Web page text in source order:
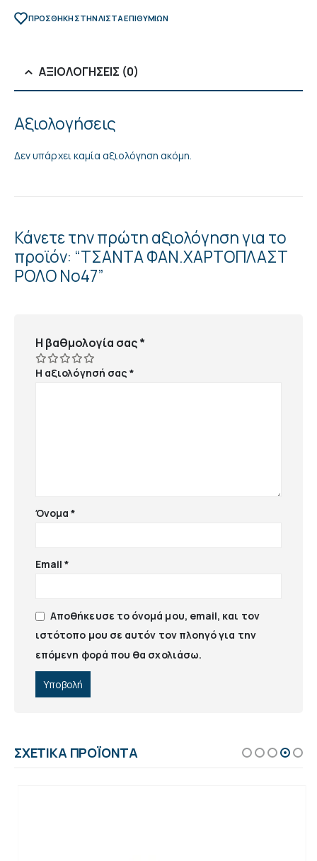
ΠΡΌΣΘΉΚΗ ΣΤΗΝ ΛΊΣΤΑ ΕΠΙΘΥΜΙΏΝ
ΑΞΙΟΛΟΓΉΣΕΙΣ (0)
Αξιολογήσεις
Δεν υπάρχει καμία αξιολόγηση ακόμη.
Κάνετε την πρώτη αξιολόγηση για το
προϊόν: “ΤΣΑΝΤΑ ΦΑΝ.ΧΑΡΤΟΠΛΑΣΤ
ΡΟΛΟ Νο47”
Η βαθμολογία σας*
Η αξιολόγησή σας*
Όνομα*
Email*
Αποθήκευσε το όνομά μου, email, και τον
ιστότοπο μου σε αυτόν τον πλοηγό για την
επόμενη φορά που θα σχολιάσω.
ΣΧΕΤΙΚΆ ΠΡΟΪΌΝΤΑ